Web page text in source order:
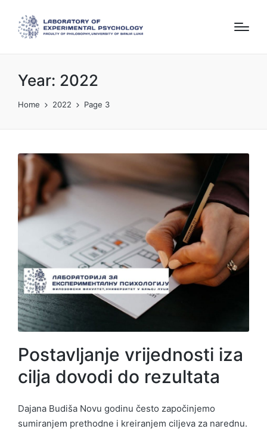
Year: 2022
Home 2022 Page 3
Postavljanje vrijednosti iza
cilja dovodi do rezultata
Dajana Budiša Novu godinu često započinjemo
sumiranjem prethodne i kreiranjem ciljeva za narednu.